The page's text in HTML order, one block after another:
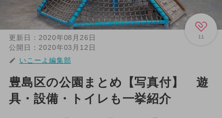
11
更新日： 2020年08月26日
公開日： 2020年03月12日
いこーよ編集部
豊島区の公園まとめ【写真付】 遊
具・設備・トイレも一挙紹介